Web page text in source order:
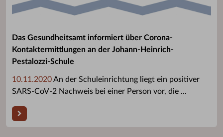
Das Gesundheitsamt informiert über Corona-
Kontaktermittlungen an der Johann-Heinrich-
Pestalozzi-Schule
10.11.2020An der Schuleinrichtung liegt ein positiver
SARS-CoV-2 Nachweis bei einer Person vor, die ...